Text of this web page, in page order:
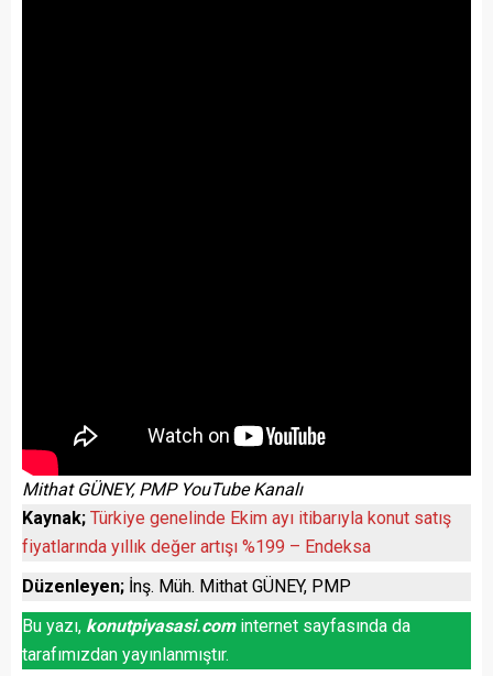
Mithat GÜNEY, PMP YouTube Kanalı
Kaynak; Türkiye genelinde Ekim ayı itibarıyla konut satış
fiyatlarında yıllık değer artışı %199 – Endeksa
Düzenleyen; İnş. Müh. Mithat GÜNEY, PMP
Bu yazı, konutpiyasasi.cominternet sayfasında da
tarafımızdan yayınlanmıştır.